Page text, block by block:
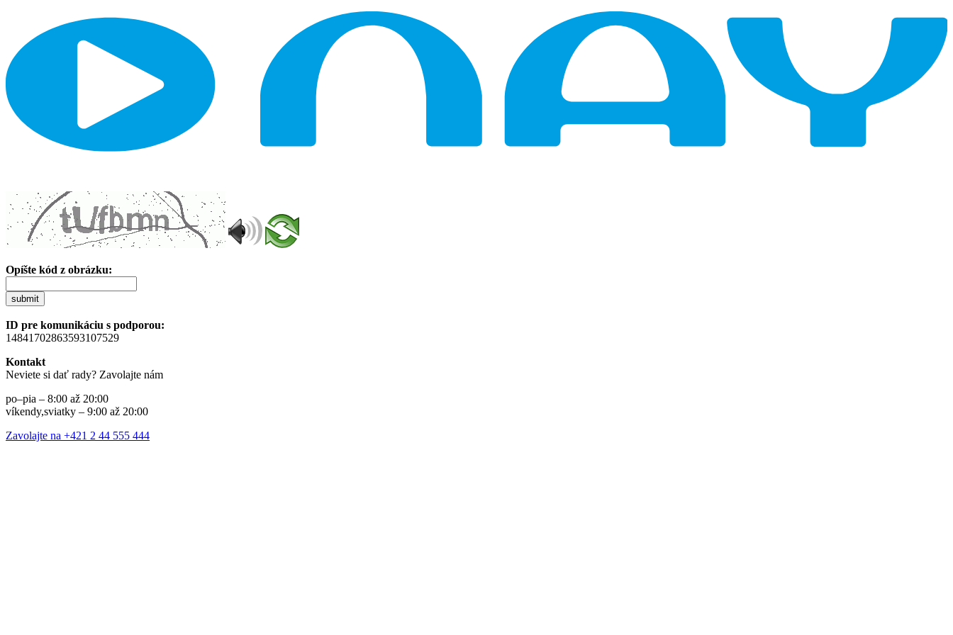
Opíšte kód z obrázku:
submit
ID pre komunikáciu s podporou:
14841702863593107529
Kontakt
Neviete si dať rady? Zavolajte nám
po–pia – 8:00 až 20:00
víkendy,sviatky – 9:00 až 20:00
Zavolajte na +421 2 44 555 444